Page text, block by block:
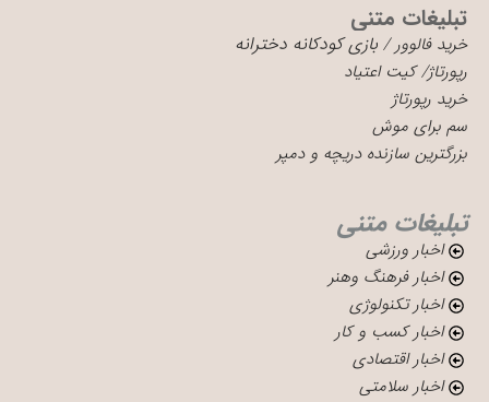
تبلیغات متنی
خرید فالوور/ بازی کودکانه دخترانه
رپورتاژ/کیت اعتیاد
خرید رپورتاژ
سم برای موش
بزرگترین سازنده دریچه و دمپر
تبلیغات متنی
اخبار ورزشی
اخبار فرهنگ وهنر
اخبار تکنولوژی
اخبار کسب و کار
اخبار اقتصادی
اخبار سلامتی